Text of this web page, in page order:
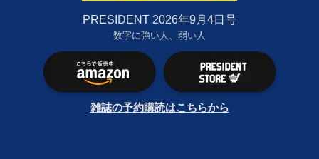
PRESIDENT 2026年9月4日号
数字に強い人、弱い人
雑誌の予約購読はこちらから